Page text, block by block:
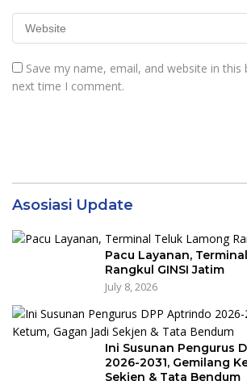
Save my name, email, and website in
next time I comment.
Asosiasi Update
Pacu Layanan,
Rangkul GINSI Jatim
July 8, 2026
Ini Susunan Pengurus
2026-2031, Gemilang
Sekjen & Tata Bendum